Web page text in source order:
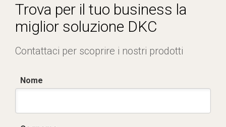
Trova per il tuo business la
miglior soluzione DKC
Contattaci per scoprire i nostri prodotti
Nome